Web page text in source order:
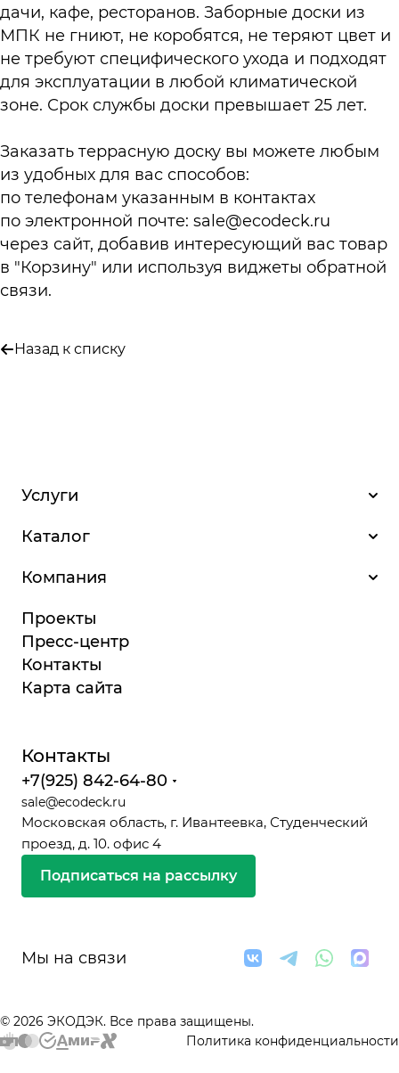
дачи, кафе, ресторанов. Заборные доски из
МПК не гниют, не коробятся, не теряют цвет и
не требуют специфического ухода и подходят
для эксплуатации в любой климатической
зоне. Срок службы доски превышает 25 лет.
Заказать террасную доску вы можете любым
из удобных для вас способов:
по телефонам указанным в контактах
по электронной почте: sale@ecodeck.ru
через сайт, добавив интересующий вас товар
в "Корзину" или используя виджеты обратной
связи.
Назад к списку
Услуги
Каталог
Компания
Проекты
Пресс-центр
Контакты
Карта сайта
Контакты
+7(925) 842-64-80
sale@ecodeck.ru
Московская область, г. Ивантеевка, Студенческий
проезд, д. 10. офис 4
Подписаться на рассылку
Мы на связи
© 2026 ЭКОДЭК. Все права защищены.
Политика конфиденциальности